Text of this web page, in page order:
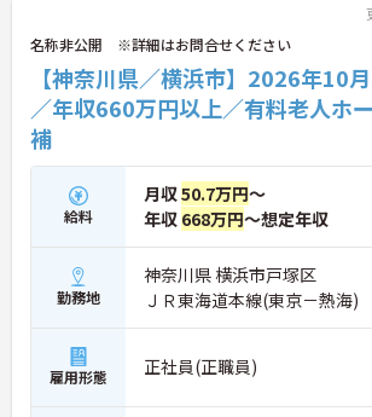
日休暇などお休みもしっかり確保できます。確
付企業年金や1食200円程度の食事補助、会員制
リゾートの利用など、独自の福利厚生も大変充実
ています。有資格者の方にご自身の経験を活か
がら、充実した待遇のもとで新しい施設を作り
るやりがいを感じていただける大変おすすめの
★おすすめPOINT★
【安定した高収入と充実の福利厚生】
・想定年収668万円と高い給与水準に加えて業績
よる決算賞与の支給があります
・確定給付企業年金への加入や勤続3年以上の退職
金制度など将来に向けた備えができます
・1食200円程度の食事補助や会員制リゾート施
【ワークライフバランスを大切にできる環境】
・緊急時を除いて基本日勤のみの勤務となるた
名称非公開 ※詳細はお問合せください
【神奈川県／横浜市】2026年10
／年収660万円以上／有料老人ホ
補
給料
月収50.7万円～
年収 668万円～想定年収
勤務地
神奈川県 横浜市戸塚区
ＪＲ東海道本線(東京－熱海)
雇用形態 正社員(正職員)